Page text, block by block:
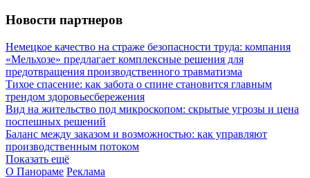
Новости партнеров
Немецкое качество на страже безопасности труда: компания
«Мельхозе» предлагает комплексные решения для
предотвращения производственного травматизма
Тихое спасение: как забота о спине становится главным
трендом здоровьесбережения
Вид на жительство под микроскопом: скрытые угрозы и цена
поспешных решений
Баланс между заказом и возможностью: как управляют
производственным потоком
Показать ещё
О Панораме Реклама